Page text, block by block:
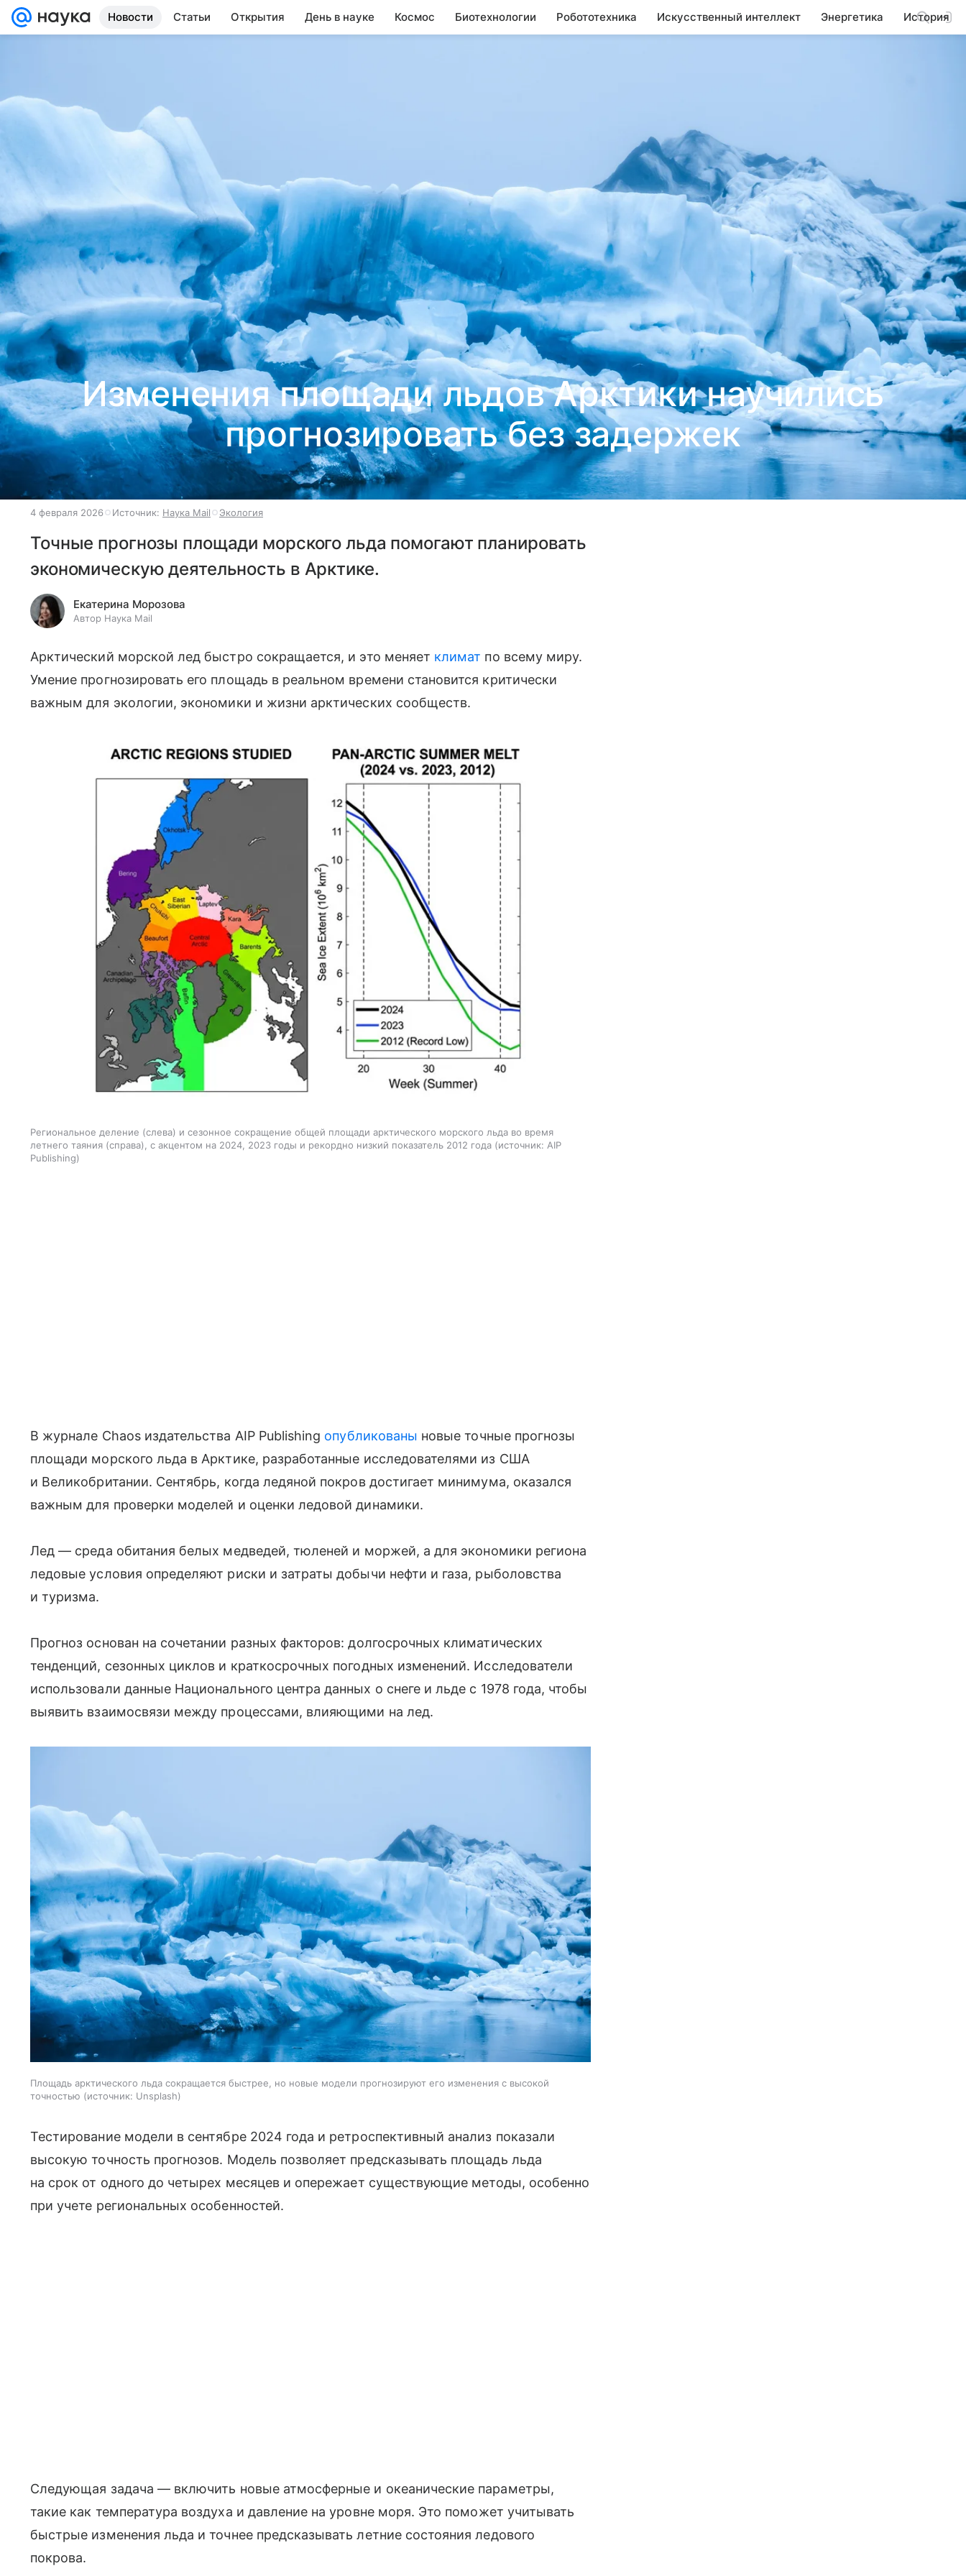
Новости Статьи Открытия День в науке Космос Биотехнологии Робототехника Искусственный интеллект Энергетика История
Изменения площади льдов Арктики научились
прогнозировать без задержек
4 февраля 2026 Источник: Наука Mail Экология
Точные прогнозы площади морского льда помогают планировать
экономическую деятельность в Арктике.
Екатерина Морозова
Автор Наука Mail
Арктический морской лед быстро сокращается, и это меняет климат по всему миру.
Умение прогнозировать его площадь в реальном времени становится критически
важным для экологии, экономики и жизни арктических сообществ.
Региональное деление (слева) и сезонное сокращение общей площади арктического морского льда во время
летнего таяния (справа), с акцентом на 2024, 2023 годы и рекордно низкий показатель 2012 года
источник: AIP
Publishing
В журнале Chaos издательства AIP Publishing опубликованы новые точные прогнозы
площади морского льда в Арктике, разработанные исследователями из США
и Великобритании. Сентябрь, когда ледяной покров достигает минимума, оказался
важным для проверки моделей и оценки ледовой динамики.
Лед — среда обитания белых медведей, тюленей и моржей, а для экономики региона
ледовые условия определяют риски и затраты добычи нефти и газа, рыболовства
и туризма.
Прогноз основан на сочетании разных факторов: долгосрочных климатических
тенденций, сезонных циклов и краткосрочных погодных изменений. Исследователи
использовали данные Национального центра данных о снеге и льде с 1978 года, чтобы
выявить взаимосвязи между процессами, влияющими на лед.
Площадь арктического льда сокращается быстрее, но новые модели прогнозируют его изменения с высокой
точностью
источник: Unsplash
Тестирование модели в сентябре 2024 года и ретроспективный анализ показали
высокую точность прогнозов. Модель позволяет предсказывать площадь льда
на срок от одного до четырех месяцев и опережает существующие методы, особенно
при учете региональных особенностей.
Следующая задача — включить новые атмосферные и океанические параметры,
такие как температура воздуха и давление на уровне моря. Это поможет учитывать
быстрые изменения льда и точнее предсказывать летние состояния ледового
покрова.